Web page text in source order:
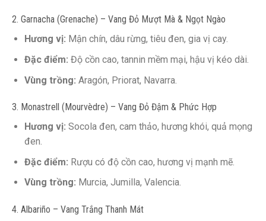
2. Garnacha (Grenache) – Vang Đỏ Mượt Mà & Ngọt Ngào
Hương vị: Mận chín, dâu rừng, tiêu đen, gia vị cay.
Đặc điểm: Độ cồn cao, tannin mềm mại, hậu vị kéo dài.
Vùng trồng: Aragón, Priorat, Navarra.
3. Monastrell (Mourvèdre) – Vang Đỏ Đậm & Phức Hợp
Hương vị: Socola đen, cam thảo, hương khói, quả mọng
đen.
Đặc điểm: Rượu có độ cồn cao, hương vị mạnh mẽ.
Vùng trồng: Murcia, Jumilla, Valencia.
4. Albariño – Vang Trắng Thanh Mát